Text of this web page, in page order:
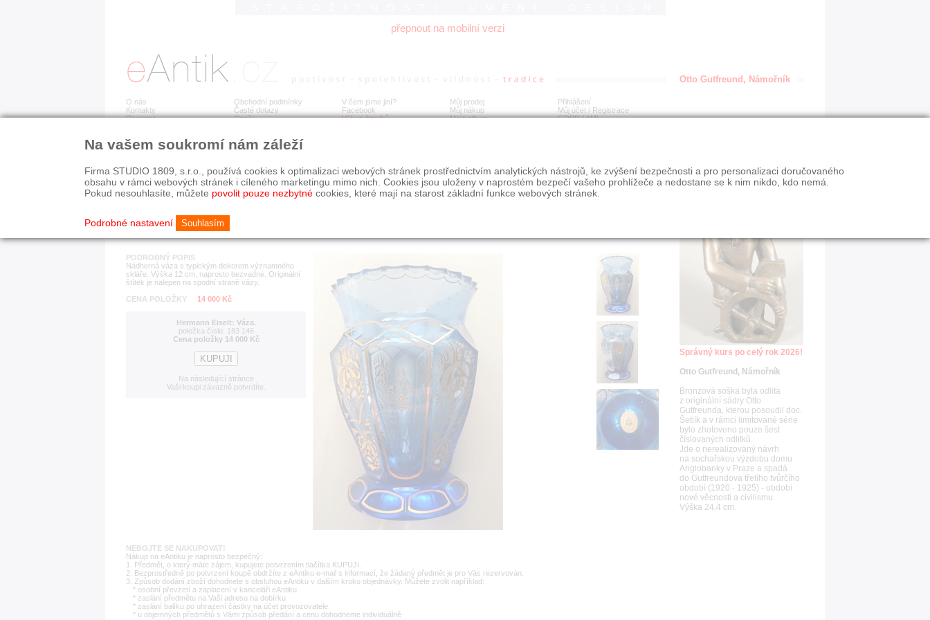
přepnout na mobilní verzi
O nás
Kontakty
Recenze
Obchodní podmínky
Časté dotazy
Ceník
V čem jsme jiní?
Facebook
Výkup šperků
Můj prodej
Můj nákup
Moje album
Přihlášení
Můj účet / Registrace
GDPR/AML
Detail položky č. 183 146 Hermann Eiselt: Váza.
PODROBNÝ POPIS
Nádherná váza s typickým dekorem významného
skláře. Výška 12 cm, naprosto bezvadné. Originální
štítek je nalepen na spodní straně vázy.
CENA POLOŽKY
14 000 Kč
Hermann Eiselt: Váza.
položka číslo: 183 146
Cena položky 14 000 Kč
Na následující stránce
Vaši koupi závazně potvrdíte.
NEBOJTE SE NAKUPOVAT!
Nákup na eAntiku je naprosto bezpečný:
1. Předmět, o který máte zájem, kupujete potvrzením tlačítka KUPUJI.
2. Bezprostředně po potvrzení koupě obdržíte z eAntiku e-mail s informací, že žádaný předmět je pro Vás rezervován.
3. Způsob dodání zboží dohodnete s obsluhou eAntiku v dalším kroku objednávky. Můžete zvolit například:
* osobní převzetí a zaplacení v kanceláři eAntiku
* zaslání předmětu na Vaši adresu na dobírku
* zaslání balíku po uhrazení částky na účet provozovatele
* u objemných předmětů s Vámi způsob předání a cenu dohodneme individuálně
Otto Gutfreund, Námořník
Správný kurs po celý rok 2026!
Otto Gutfreund, Námořník
Bronzová soška byla odlita
z originální sádry Otto
Gutfreunda, kterou posoudil doc.
Šetlík a v rámci limitované série
bylo zhotoveno pouze šest
číslovaných odlitků.
Jde o nerealizovaný návrh
na sochařskou výzdobu domu
Anglobanky v Praze a spadá
do Gutfreundova třetího tvůrčího
období (1920 - 1925) - období
nové věcnosti a civilismu.
Výška 24,4 cm.
Na vašem soukromí nám záleží
Firma STUDIO 1809, s.r.o., používá cookies k optimalizaci webových stránek prostřednictvím analytických nástrojů, ke zvýšení bezpečnosti a pro personalizaci doručovaného
obsahu v rámci webových stránek i cíleného marketingu mimo nich. Cookies jsou uloženy v naprostém bezpečí vašeho prohlížeče a nedostane se k nim nikdo, kdo nemá.
Pokud nesouhlasíte, můžete povolit pouze nezbytné cookies, které mají na starost základní funkce webových stránek.
Podrobné nastavení Souhlasím